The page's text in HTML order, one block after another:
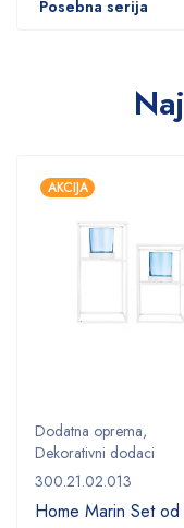
Posebna serija
AKCIJA
Dodatna oprema,
Dekorativni dodaci
300.21.02.013
Home Marin Set